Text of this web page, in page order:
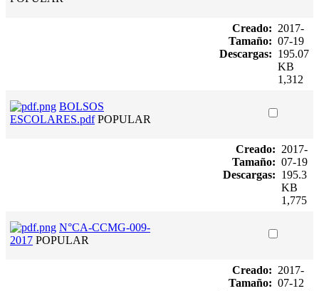
Creado:
Tamaño:
Descargas:
2017-
07-19
195.07
KB
1,312
BOLSOS
ESCOLARES.pdf POPULAR
Creado:
Tamaño:
Descargas:
2017-
07-19
195.3
KB
1,775
N°CA-CCMG-009-
2017 POPULAR
Creado:
Tamaño:
2017-
07-12